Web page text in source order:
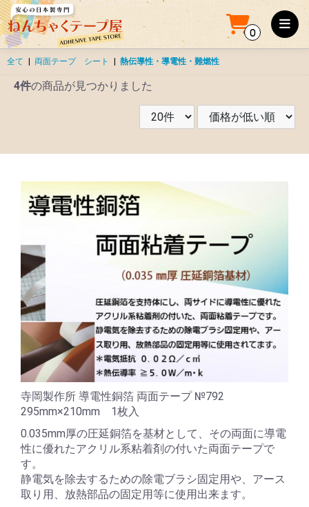
0
全て 両面テープ シート 熱伝導性・導電性・難燃性
4件の商品が見つかりました
寺岡製作所 導電性銅箔 両面テープ №792
295mm×210mm 1枚入
0.035mm厚の圧延銅箔を基材として、その両面に導電
性に優れたアクリル系粘着剤の付いた両面テープで
す。
静電気を除去するための除電ブラシ固定用や、アース
取り用、放熱部品の固定用等に使用出来ます。